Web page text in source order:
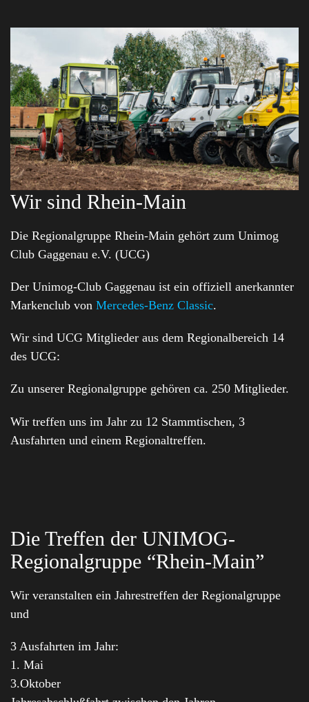
Wir sind Rhein-Main
Die Regionalgruppe Rhein-Main gehört zum Unimog
Club Gaggenau e.V. (UCG)
Der Unimog-Club Gaggenau ist ein offiziell anerkannter
Markenclub von Mercedes-Benz Classic.
Wir sind UCG Mitglieder aus dem Regionalbereich 14
des UCG:
Zu unserer Regionalgruppe gehören ca. 250 Mitglieder.
Wir treffen uns im Jahr zu 12 Stammtischen, 3
Ausfahrten und einem Regionaltreffen.
Die Treffen der UNIMOG-
Regionalgruppe “Rhein-Main”
Wir veranstalten ein Jahrestreffen der Regionalgruppe
und
3 Ausfahrten im Jahr:
1. Mai
3.Oktober